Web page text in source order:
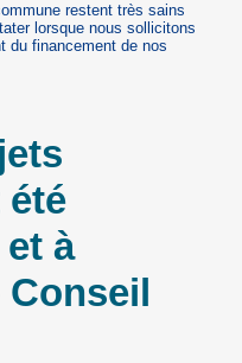
restent très sains
lorsque nous sollicitons
du financement de nos
été
à
Conseil